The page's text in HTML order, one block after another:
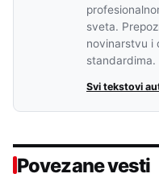
sveta.
novinarstvu i
standardima.
Svi tekstovi
Povezane vesti